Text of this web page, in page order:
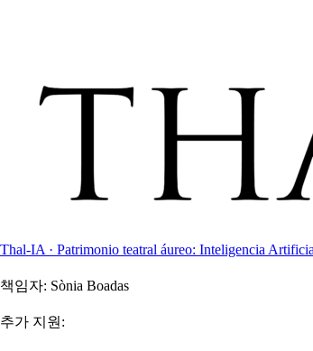
Thal-IA · Patrimonio teatral áureo: Inteligencia
책임자: Sònia Boadas
추가 지원: